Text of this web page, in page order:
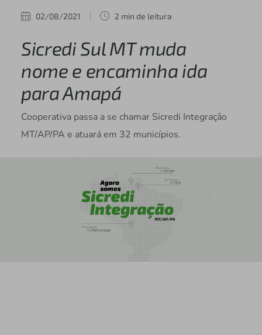
02/08/2021 2 min de leitura
Sicredi Sul MT muda
nome e encaminha ida
para Amapá
Cooperativa passa a se chamar Sicredi Integração
MT/AP/PA e atuará em 32 municípios.